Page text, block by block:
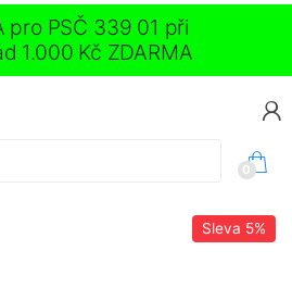
pro PSČ 339 01 při
1.000 Kč ZDARMA
0
Sleva 5%